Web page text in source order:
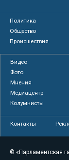
Политика
Общество
Происшествия
Видео
Фото
Мнения
Медиацентр
Колумнисты
Контакты
© «Парламентская